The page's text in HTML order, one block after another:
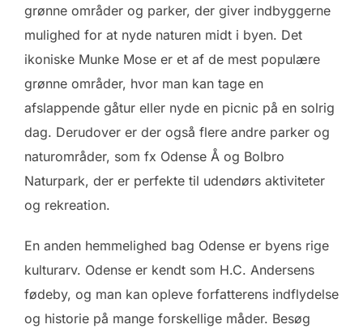
grønne områder og parker, der giver indbyggerne
mulighed for at nyde naturen midt i byen. Det
ikoniske Munke Mose er et af de mest populære
grønne områder, hvor man kan tage en
afslappende gåtur eller nyde en picnic på en solrig
dag. Derudover er der også flere andre parker og
naturområder, som fx Odense Å og Bolbro
Naturpark, der er perfekte til udendørs aktiviteter
og rekreation.
En anden hemmelighed bag Odense er byens rige
kulturarv. Odense er kendt som H.C. Andersens
fødeby, og man kan opleve forfatterens indflydelse
og historie på mange forskellige måder. Besøg